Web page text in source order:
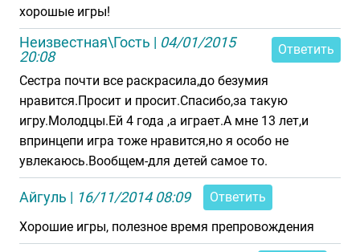
хорошые игры!
Неизвестная\Гость | 04/01/2015
20:08
Ответить
Сестра почти все раскрасила,до безумия
нравится.Просит и просит.Спасибо,за такую
игру.Молодцы.Ей 4 года ,а играет.А мне 13 лет,и
впринцепи игра тоже нравится,но я особо не
увлекаюсь.Вообщем-для детей самое то.
Айгуль | 16/11/2014 08:09
Ответить
Хорошие игры, полезное время препровождения